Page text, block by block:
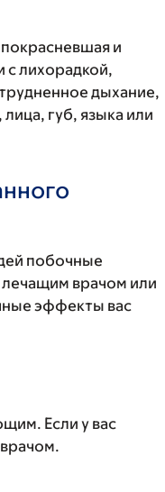
и
лихорадкой,
дыхание,
губ, языка или
побочные
врачом или
эффекты вас
Если у вас